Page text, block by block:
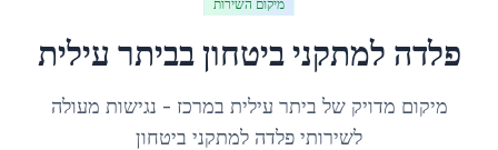
מיקום השירות
פלדה למתקני ביטחוןבביתר עילית
מיקום מדויק של ביתר עילית במרכז - נגישות מעולה
לשירותי פלדה למתקני ביטחון